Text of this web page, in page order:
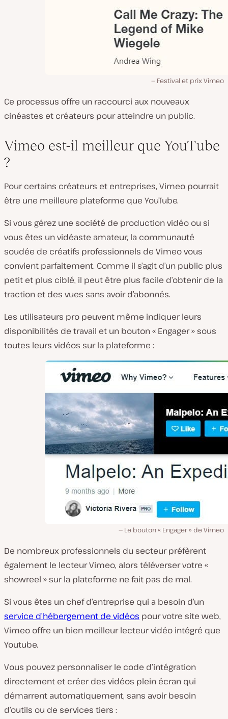
Festival et prix Vimeo
Ce processus offre un raccourci aux nouveaux
cinéastes et créateurs pour atteindre un public.
Vimeo est-il meilleur que YouTube
?
Pour certains créateurs et entreprises, Vimeo pourrait
être une meilleure plateforme que YouTube.
Si vous gérez une société de production vidéo ou si
vous êtes un vidéaste amateur, la communauté
soudée de créatifs professionnels de Vimeo vous
convient parfaitement. Comme il s’agit d’un public plus
petit et plus ciblé, il peut être plus facile d’obtenir de la
traction et des vues sans avoir d’abonnés.
Les utilisateurs pro peuvent même indiquer leurs
disponibilités de travail et un bouton « Engager » sous
toutes leurs vidéos sur la plateforme :
Le bouton « Engager » de Vimeo
De nombreux professionnels du secteur préfèrent
également le lecteur Vimeo, alors téléverser votre «
showreel » sur la plateforme ne fait pas de mal.
Si vous êtes un chef d’entreprise qui a besoin d’un
service d’hébergement de vidéos pour votre site web,
Vimeo offre un bien meilleur lecteur vidéo intégré que
Youtube.
Vous pouvez personnaliser le code d’intégration
directement et créer des vidéos plein écran qui
démarrent automatiquement, sans avoir besoin
d’outils ou de services tiers :